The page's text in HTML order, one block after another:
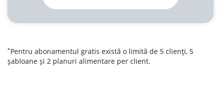
*Pentru abonamentul gratis există o limită de 5 clienți, 5
șabloane și 2 planuri alimentare per client.